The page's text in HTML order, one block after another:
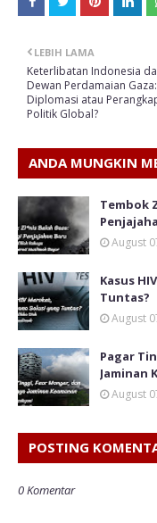
LEBIH LAMA
Keterlibatan Indonesia
Dewan Perdamaian Gaza:
Diplomasi atau
Politik Global?
ANDA MUNGKIN
Tembok
August
Kasus
Tuntas?
August
Pagar
Jaminan
August
POSTING
0 Komentar